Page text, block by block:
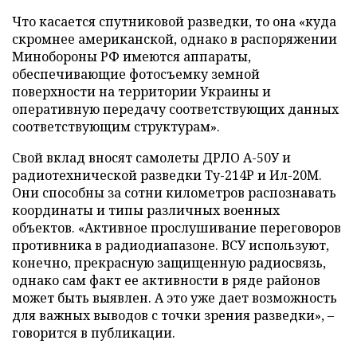
Что касается спутниковой разведки, то она «куда
скромнее американской, однако в распоряжении
Минобороны РФ имеются аппараты,
обеспечивающие фотосъемку земной
поверхности на территории Украины и
оперативную передачу соответствующих данных
соответствующим структурам».
Свой вклад вносят самолеты ДРЛО А-50У и
радиотехнической разведки Ту-214Р и Ил-20М.
Они способны за сотни километров распознавать
координаты и типы различных военных
объектов. «Активное прослушивание переговоров
противника в радиодиапазоне. ВСУ используют,
конечно, прекрасную защищенную радиосвязь,
однако сам факт ее активности в ряде районов
может быть выявлен. А это уже дает возможность
для важных выводов с точки зрения разведки», –
говорится в публикации.